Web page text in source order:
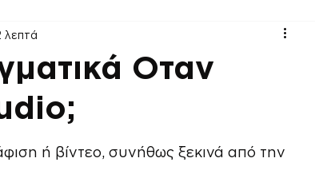
Οταν
λεπτά
ή βίντεο, συνήθως ξεκινά από την